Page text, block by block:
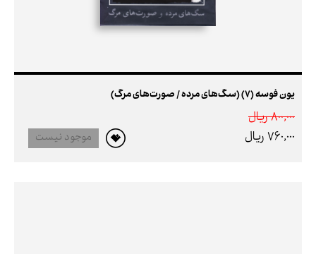
یون فوسه (7) (سگ‌های مرده / صورت‌های مرگ)
800,000 ريال
760,000 ريال
موجود نیست